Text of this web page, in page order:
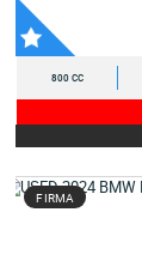
800 CC
FIRMA